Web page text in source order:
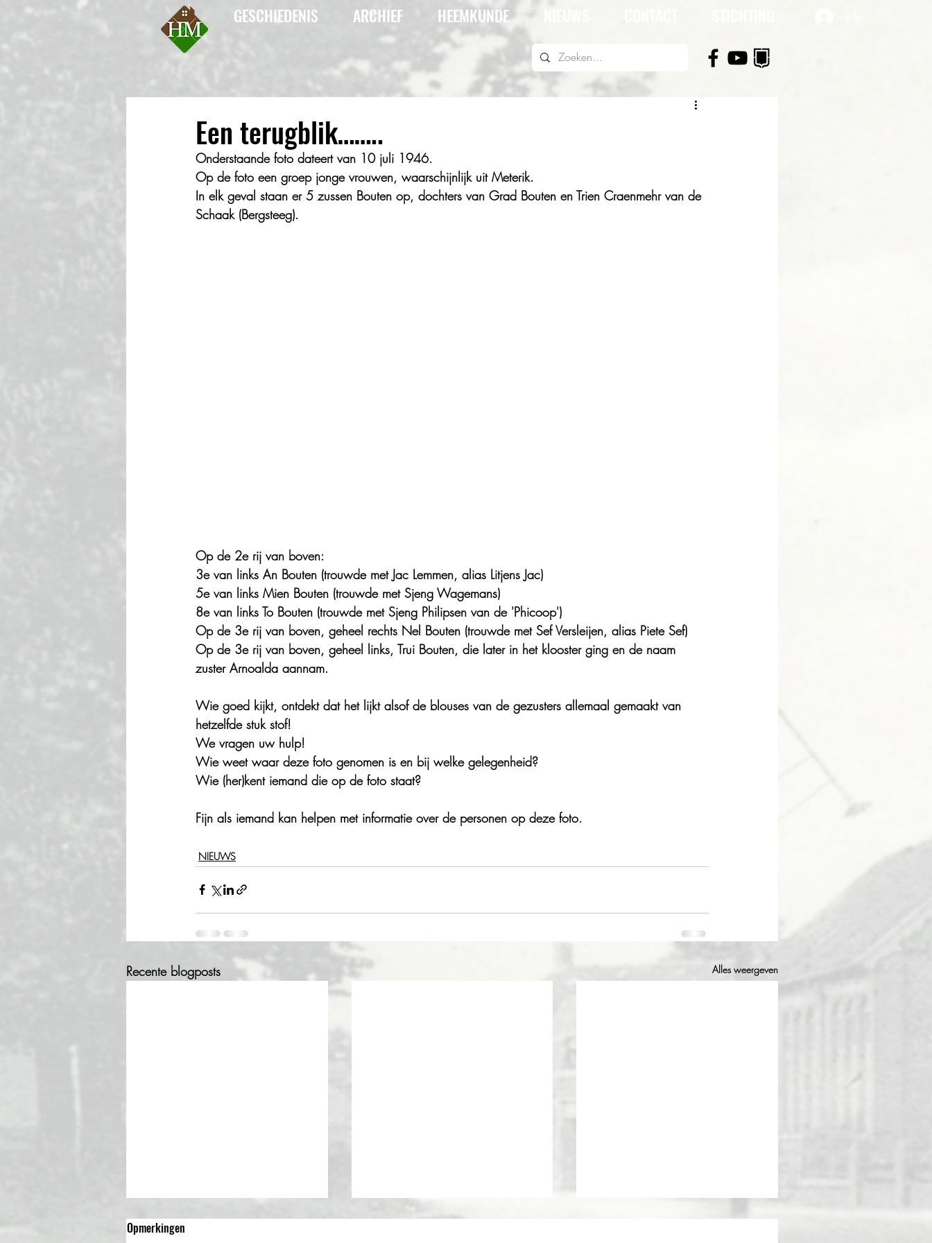
GESCHIEDENIS ARCHIEF HEEMKUNDE
Een terugblik……..
Onderstaande foto dateert van 10 juli 1946.
Op de foto een groep jonge vrouwen, waarschijnlijk uit Meterik.
In elk geval staan er 5 zussen Bouten op, dochters van Grad Bouten en Trien Craenmehr van de
Schaak (Bergsteeg).
Op de 2e rij van boven:
3e van links An Bouten (trouwde met Jac Lemmen, alias Litjens Jac)
5e van links Mien Bouten (trouwde met Sjeng Wagemans)
8e van links To Bouten (trouwde met Sjeng Philipsen van de 'Phicoop')
Op de 3e rij van boven, geheel rechts Nel Bouten (trouwde met Sef Versleijen, alias Piete Sef)
Op de 3e rij van boven, geheel links, Trui Bouten, die later in het klooster ging en de naam
zuster Arnoalda aannam.
Wie goed kijkt, ontdekt dat het lijkt alsof de blouses van de gezusters allemaal gemaakt van
hetzelfde stuk stof!
We vragen uw hulp!
Wie weet waar deze foto genomen is en bij welke gelegenheid?
Wie (her)kent iemand die op de foto staat?
Fijn als iemand kan helpen met informatie over de personen op deze foto.
NIEUWS
Recente blogposts Alles weergeven
Lezing over de Indiëgangers 24
10 jarig bestaan Heemkunde
Tijd en zin om op te ruimen?
Opmerkingen